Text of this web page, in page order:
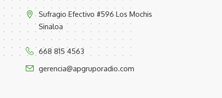
Sufragio Efectivo #596 Los Mochis
Sinaloa
668 815 4563
gerencia@apgruporadio.com